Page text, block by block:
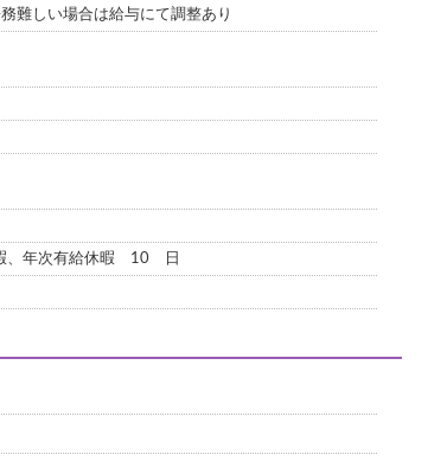
難しい場合は給与にて調整あり
、年次有給休暇 10 日